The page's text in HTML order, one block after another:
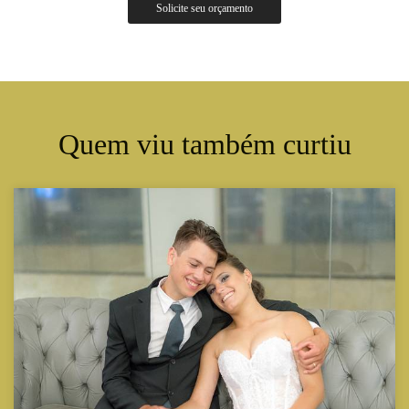
Solicite seu orçamento
Quem viu também curtiu